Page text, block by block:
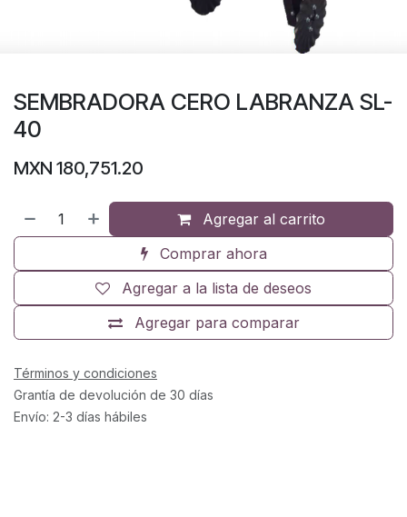
SEMBRADORA CERO LABRANZA SL-
40
MXN 180,751.20
Agregar al carrito
Comprar ahora
Agregar para comparar
Agregar a la lista de deseos
Términos y condiciones
Grantía de devolución de 30 días
Envío: 2-3 días hábiles